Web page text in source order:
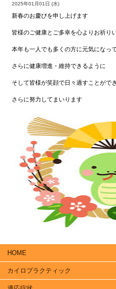
2025年01月01日 (水)
新春のお慶びを申し上げます
皆様のご健康とご多幸を心よりお祈り
本年も一人でも多くの方に元気になっ
さらに健康増進・維持できるように
そして皆様が笑顔で日々過すことがで
さらに努力してまいります
HOME
カイロプラクティック